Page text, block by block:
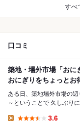
すべ
口コミ
築地・場外市場「おに
おにぎりをちょっとお
ある日、築地場外市場の辺りを通った時、 ち
～ということで 久しぶりにこちらへ訪問してみました 「おにぎり屋丸
3.6